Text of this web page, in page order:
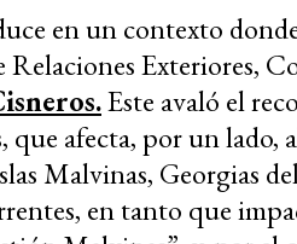
en un contexto
Relaciones Exteriores,
Este avaló el
que afecta, por un
Malvinas, Georgias
en tanto que